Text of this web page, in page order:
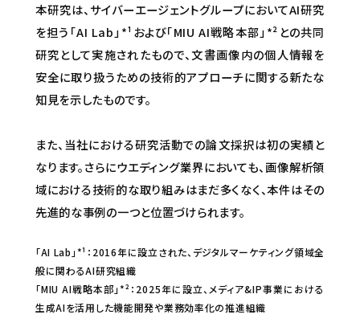
本研究は、サイバーエージェントグループにおいてAI研究
を担う「AI Lab」*¹および「MIU AI戦略本部」*²との共同
研究として実施されたもので、文書画像内の個人情報を
安全に取り扱うための技術的アプローチに関する新たな
知見を示したものです。
また、当社における研究活動での論文採択は初の実績と
なります。さらにウエディング業界においても、画像解析領
域における技術的な取り組みはまだ多くなく、本件はその
先進的な事例の一つと位置づけられます。
「AI Lab」*¹：2016年に設立された、デジタルマーケティング領域全
般に関わるAI研究組織
「MIU AI戦略本部」*²：2025年に設立、メディア&IP事業における
生成AIを活用した機能開発や業務効率化の推進組織